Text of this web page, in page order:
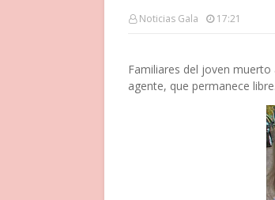
Noticias Gala 17:21
Familiares del joven
agente, que permanece libre.